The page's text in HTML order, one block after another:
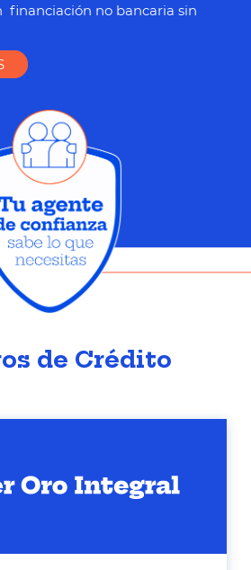
financiación no bancaria sin
de Crédito